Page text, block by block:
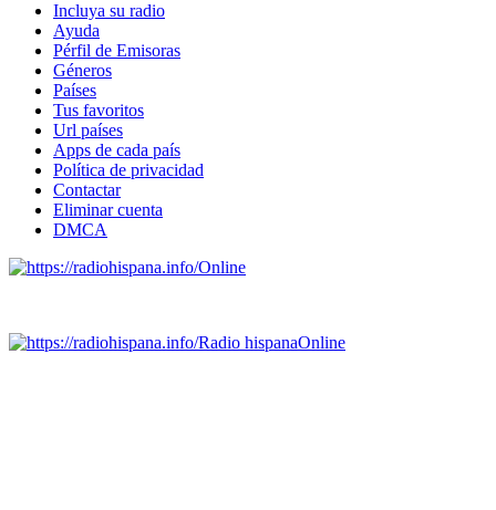
Incluya su radio
Ayuda
Pérfil de Emisoras
Géneros
Países
Tus favoritos
Url países
Apps de cada país
Política de privacidad
Contactar
Eliminar cuenta
DMCA
Online
Radio hispanaOnline